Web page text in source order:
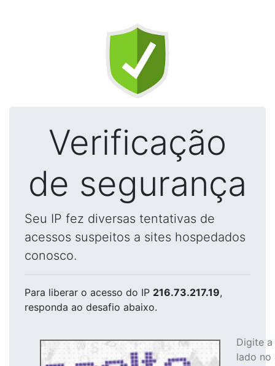
Verificação
de segurança
Seu IP fez diversas tentativas de
acessos suspeitos a sites hospedados
conosco.
Para liberar o acesso do IP 216.73.217.19,
responda ao desafio abaixo.
Digite
lado no